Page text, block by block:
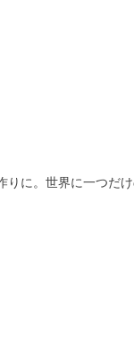
に。世界に一つだけ